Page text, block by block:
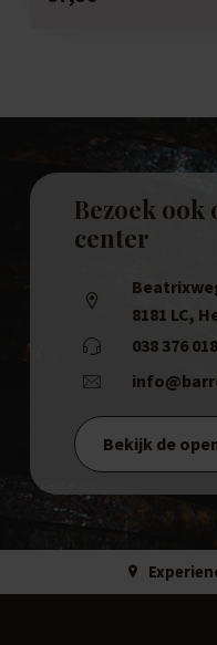
Bezoek ook
center
8181 LC,
038 376
Bekijk de